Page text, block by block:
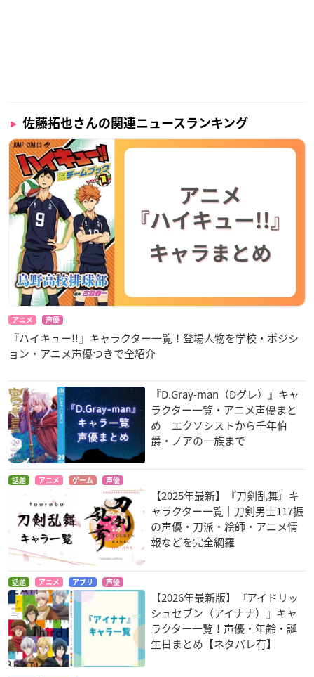
佐藤拓也さんの関連ニュースランキング
アニメ 声優
『ハイキュー!!』キャラクター一覧！登場人物を学校・ポジシ
ョン・アニメ声優つきで全紹介
『D.Gray-man（Dグレ）』キャ
ラクター一覧・アニメ声優まと
め エクソシストから千年伯
爵・ノアの一族まで
話題 アニメ ゲーム 声優
【2025年最新】『刀剣乱舞』キ
ャラクター一覧｜刀剣男士117振
の声優・刀派・絵師・アニメ情
報などを完全網羅
話題 アニメ アプリ 声優
【2026年最新版】『アイドリッ
シュセブン（アイナナ）』キャ
ラクター一覧！声優・年齢・誕
生日まとめ【ネタバレ有】